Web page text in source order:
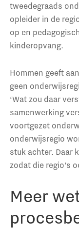
tweedegraads
opleider in de
op en
kinderopvang.
Hommen geeft
geen
‘Wat zou daar
samenwerking
voortgezet
onderwijsregio
stuk achter. Daar
zodat die regio’s
Meer